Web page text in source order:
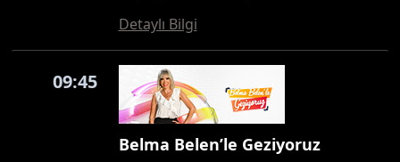
Detaylı Bilgi
09:45
Belma Belen’le Geziyoruz